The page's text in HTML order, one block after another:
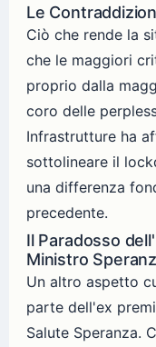
Le
Ciò che rende la
che le maggiori
proprio dalla
coro delle
Infrastrutture ha
sottolineare il
una differenza
precedente.
Il Paradosso
Ministro
Un altro aspetto
parte dell'ex
Salute Speranza.